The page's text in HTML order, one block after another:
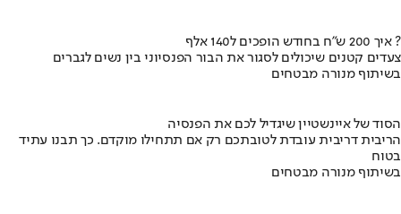
איך 200 ש"ח בחודש הופכים ל140 אלף ?
צעדים קטנים שיכולים לסגור את הבור הפנסיוני בין נשים לגברים
בשיתוף מנורה מבטחים
הסוד של איינשטיין שיגדיל לכם את הפנסיה
הריבית דריבית עובדת לטובתכם רק אם תתחילו מוקדם. כך תבנו עתיד
בטוח
בשיתוף מנורה מבטחים